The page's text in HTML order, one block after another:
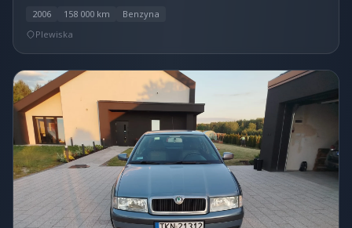
2006 158 000 km
Benzyna
Plewiska